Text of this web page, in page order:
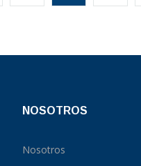
NOSOTROS
Nosotros